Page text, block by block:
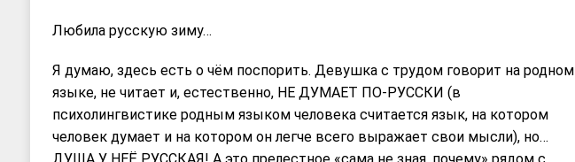
Любила русскую зиму…
Я думаю, здесь есть о чём поспорить. Девушка с трудом говорит на родном
языке, не читает и, естественно, НЕ ДУМАЕТ ПО-РУССКИ (в
психолингвистике родным языком человека считается язык, на котором
человек думает и на котором он легче всего выражает свои мысли), но…